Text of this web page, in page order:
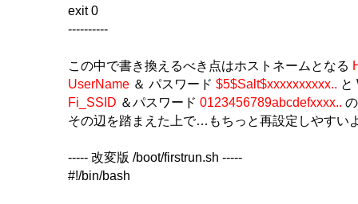
exit 0
----------
この中で書き換えるべき点はホストネームとなる
UserName＆ パスワード $5$Salt$xxxxxxxxxx.. と
Fi_SSID ＆パスワード 0123456789abcdefxxxx..
その辺を踏まえた上で…もちっと再設定しやすい
----- 改変版 /boot/firstrun.sh -----
#!/bin/bash